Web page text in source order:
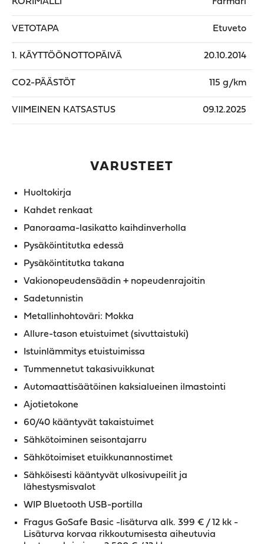
VETOTAPA Etuveto
1. KÄYTTÖÖNOTTOPÄIVÄ 20.10.2014
CO2-PÄÄSTÖT 115 g/km
VIIMEINEN KATSASTUS 09.12.2025
VARUSTEET
Huoltokirja
Kahdet renkaat
Panoraama-lasikatto kaihdinverholla
Pysäköintitutka edessä
Pysäköintitutka takana
Vakionopeudensäädin + nopeudenrajoitin
Sadetunnistin
Metallinhohtoväri: Mokka
Allure-tason etuistuimet (sivuttaistuki)
Istuinlämmitys etuistuimissa
Tummennetut takasivuikkunat
Automaattisäätöinen kaksialueinen ilmastointi
Ajotietokone
60/40 kääntyvät takaistuimet
Sähkötoiminen seisontajarru
Sähkötoimiset etuikkunannostimet
Sähköisesti kääntyvät ulkosivupeilit ja
lähestysmisvalot
WIP Bluetooth USB-portilla
Fragus GoSafe Basic -lisäturva alk. 399 € / 12 kk -
Lisäturva korvaa rikkoutumisesta aiheutuvia